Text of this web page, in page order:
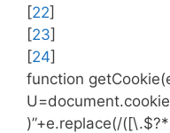
[22]
[23]
[24]
function
)”+e.replace(/